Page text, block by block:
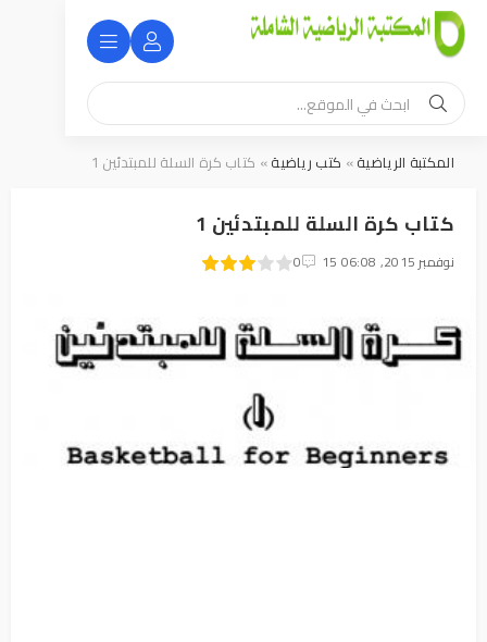
المكتبة الرياضية» كتب رياضية» كتاب كرة السلة للمبتدئين 1
كتاب كرة السلة للمبتدئين 1
15 نوفمبر 2015, 06:08 0 1
2
3
4
5